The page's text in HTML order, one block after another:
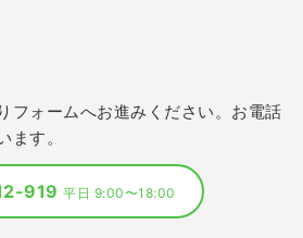
フォームへお進みください。お電話
ます。
919平日 9:00〜18:00